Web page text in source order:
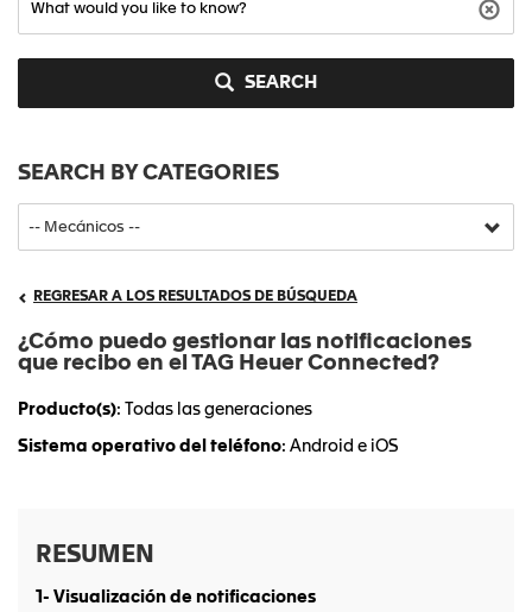
SEARCH
SEARCH BY CATEGORIES
REGRESAR A LOS RESULTADOS DE BÚSQUEDA
¿Cómo puedo gestionar las notificaciones
que recibo en el TAG Heuer Connected?
Producto(s): Todas las generaciones
Sistema operativo del teléfono: Android e iOS
RESUMEN
1- Visualización de notificaciones